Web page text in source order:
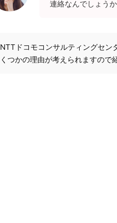
連絡なんでしょう
NTTドコモコンサルティングセン
くつかの理由が考えられますので